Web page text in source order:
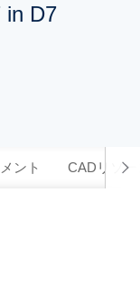
in D7
ント CADリソー